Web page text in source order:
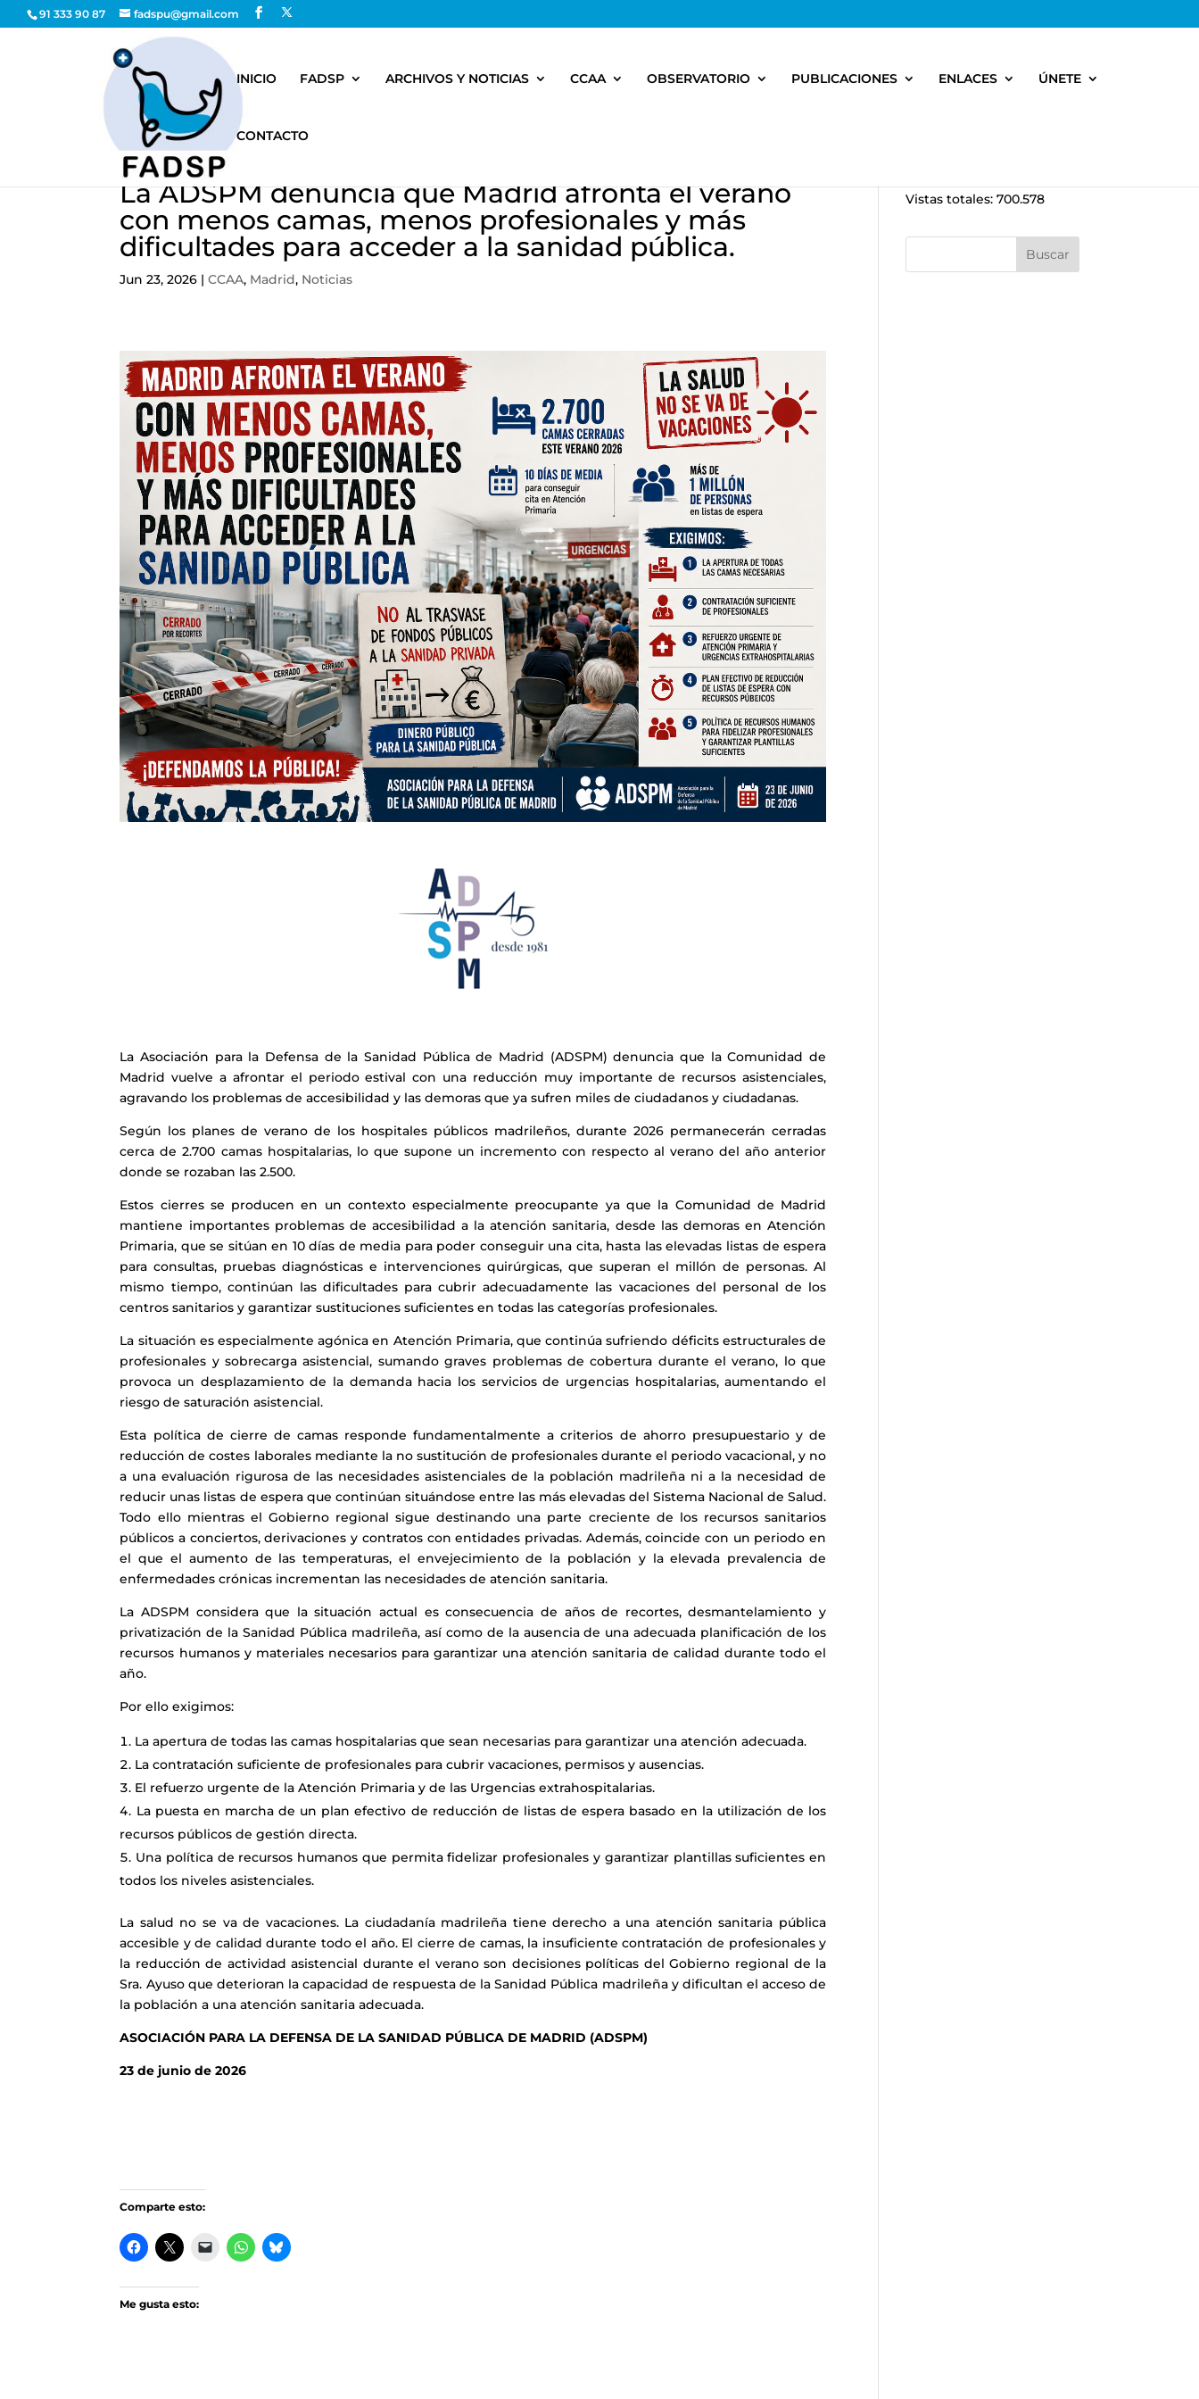
91 333 90 87 fadspu@gmail.com
INICIO FADSP ARCHIVOS Y NOTICIAS CCAA OBSERVATORIO PUBLICACIONES ENLACES ÚNETE
CONTACTO
La ADSPM denuncia que Madrid afronta el verano
con menos camas, menos profesionales y más
dificultades para acceder a la sanidad pública.
Jun 23, 2026 |CCAA, Madrid, Noticias
La Asociación para la Defensa de la Sanidad Pública de Madrid (ADSPM) denuncia que la Comunidad de
Madrid vuelve a afrontar el periodo estival con una reducción muy importante de recursos asistenciales,
agravando los problemas de accesibilidad y las demoras que ya sufren miles de ciudadanos y ciudadanas.
Según los planes de verano de los hospitales públicos madrileños, durante 2026 permanecerán cerradas
cerca de 2.700 camas hospitalarias, lo que supone un incremento con respecto al verano del año anterior
donde se rozaban las 2.500.
Estos cierres se producen en un contexto especialmente preocupante ya que la Comunidad de Madrid
mantiene importantes problemas de accesibilidad a la atención sanitaria, desde las demoras en Atención
Primaria, que se sitúan en 10 días de media para poder conseguir una cita, hasta las elevadas listas de espera
para consultas, pruebas diagnósticas e intervenciones quirúrgicas, que superan el millón de personas. Al
mismo tiempo, continúan las dificultades para cubrir adecuadamente las vacaciones del personal de los
centros sanitarios y garantizar sustituciones suficientes en todas las categorías profesionales.
La situación es especialmente agónica en Atención Primaria, que continúa sufriendo déficits estructurales de
profesionales y sobrecarga asistencial, sumando graves problemas de cobertura durante el verano, lo que
provoca un desplazamiento de la demanda hacia los servicios de urgencias hospitalarias, aumentando el
riesgo de saturación asistencial.
Esta política de cierre de camas responde fundamentalmente a criterios de ahorro presupuestario y de
reducción de costes laborales mediante la no sustitución de profesionales durante el periodo vacacional, y no
a una evaluación rigurosa de las necesidades asistenciales de la población madrileña ni a la necesidad de
reducir unas listas de espera que continúan situándose entre las más elevadas del Sistema Nacional de Salud.
Todo ello mientras el Gobierno regional sigue destinando una parte creciente de los recursos sanitarios
públicos a conciertos, derivaciones y contratos con entidades privadas. Además, coincide con un periodo en
el que el aumento de las temperaturas, el envejecimiento de la población y la elevada prevalencia de
enfermedades crónicas incrementan las necesidades de atención sanitaria.
La ADSPM considera que la situación actual es consecuencia de años de recortes, desmantelamiento y
privatización de la Sanidad Pública madrileña, así como de la ausencia de una adecuada planificación de los
recursos humanos y materiales necesarios para garantizar una atención sanitaria de calidad durante todo el
año.
Por ello exigimos:
La apertura de todas las camas hospitalarias que sean necesarias para garantizar una atención adecuada.
La contratación suficiente de profesionales para cubrir vacaciones, permisos y ausencias.
El refuerzo urgente de la Atención Primaria y de las Urgencias extrahospitalarias.
La puesta en marcha de un plan efectivo de reducción de listas de espera basado en la utilización de los
recursos públicos de gestión directa.
Una política de recursos humanos que permita fidelizar profesionales y garantizar plantillas suficientes en
todos los niveles asistenciales.
La salud no se va de vacaciones. La ciudadanía madrileña tiene derecho a una atención sanitaria pública
accesible y de calidad durante todo el año. El cierre de camas, la insuficiente contratación de profesionales y
la reducción de actividad asistencial durante el verano son decisiones políticas del Gobierno regional de la
Sra. Ayuso que deterioran la capacidad de respuesta de la Sanidad Pública madrileña y dificultan el acceso de
la población a una atención sanitaria adecuada.
ASOCIACIÓN PARA LA DEFENSA DE LA SANIDAD PÚBLICA DE MADRID (ADSPM)
23 de junio de 2026
Comparte esto:
Me gusta esto:
Vistas totales:700.578